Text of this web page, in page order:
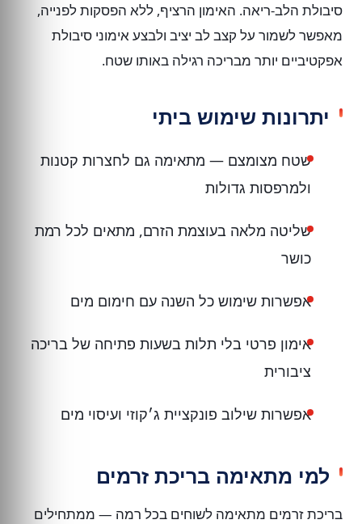
סיבולת הלב-ריאה. האימון הרציף, ללא הפסקות לפנייה,
מאפשר לשמור על קצב לב יציב ולבצע אימוני סיבולת
אפקטיביים יותר מבריכה רגילה באותו שטח.
יתרונות שימוש ביתי
שטח מצומצם — מתאימה גם לחצרות קטנות
ולמרפסות גדולות
שליטה מלאה בעוצמת הזרם, מתאים לכל רמת
כושר
אפשרות שימוש כל השנה עם חימום מים
אימון פרטי בלי תלות בשעות פתיחה של בריכה
ציבורית
אפשרות שילוב פונקציית ג׳קוזי ועיסוי מים
למי מתאימה בריכת זרמים
בריכת זרמים מתאימה לשוחים בכל רמה — ממתחילים